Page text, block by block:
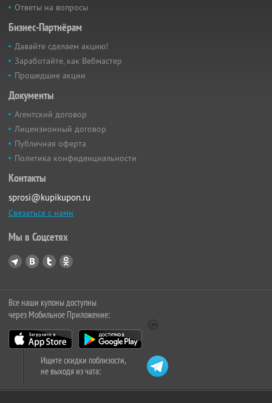
Ответы на вопросы
Бизнес-Партнёрам
Давайте сделаем акцию!
Заработайте, как Вебмастер
Прошедшие акции
Документы
Агентский договор
Лицензионный договор
Публичная оферта
Политика конфиденциальности
Контакты
sprosi@kupikupon.ru
Связаться с нами
Мы в Соцсетях
Все наши купоны доступны
через Мобильное Приложение:
Ищите скидки поблизости,
не выходя из чата: